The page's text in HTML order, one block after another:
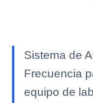
Sistema de
Frecuencia
equipo de